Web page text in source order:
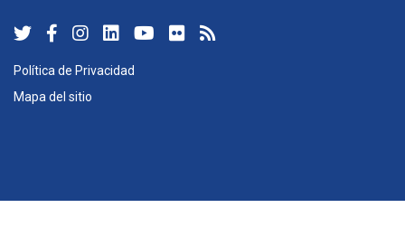
Política de Privacidad
Mapa del sitio